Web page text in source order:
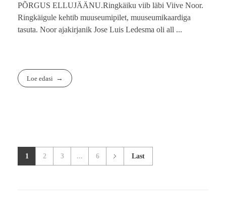
PÕRGUS ELLUJÄÄNU.Ringkäiku viib läbi Viive Noor.
Ringkäigule kehtib muuseumipilet, muuseumikaardiga
tasuta. Noor ajakirjanik Jose Luis Ledesma oli all ...
Loe edasi
1 2 3 ... 6 Last